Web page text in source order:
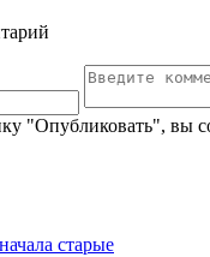
"Опубликовать", вы
старые